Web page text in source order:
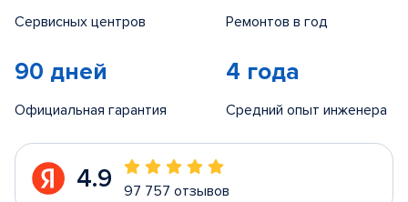
Сервисных центров Ремонтов в год
90 дней
Официальная гарантия
4 года
Средний опыт инженера
4.9 97 757 отзывов